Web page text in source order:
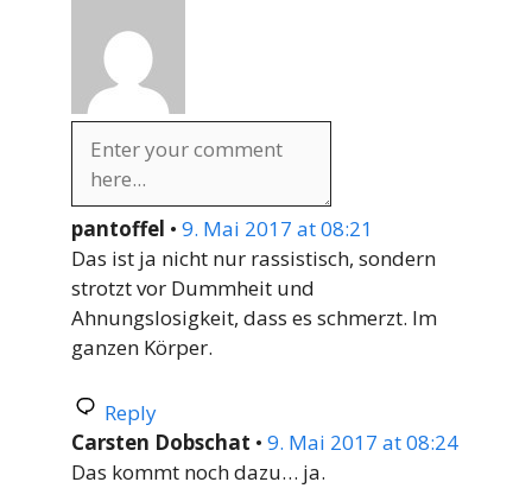
pantoffel • 9. Mai 2017 at 08:21
Das ist ja nicht nur rassistisch, sondern
strotzt vor Dummheit und
Ahnungslosigkeit, dass es schmerzt. Im
ganzen Körper.
Reply
Carsten Dobschat • 9. Mai 2017 at 08:24
Das kommt noch dazu… ja.